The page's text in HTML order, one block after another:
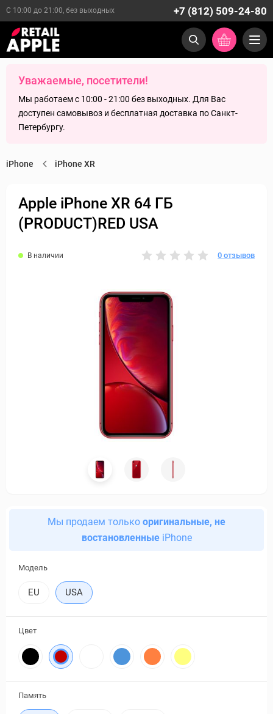
С 10:00 до 21:00, без выходных +7 (812) 509-24-80
Уважаемые, посетители!
Мы работаем с 10:00 - 21:00 без выходных. Для Вас
доступен самовывоз и бесплатная доставка по Санкт-
Петербургу.
iPhone iPhone XR
Apple iPhone XR 64 ГБ
(PRODUCT)RED USA
В наличии 0 отзывов
Мы продаем только оригинальные, не
востановленныеiPhone
Модель
EU USA
Цвет
Память